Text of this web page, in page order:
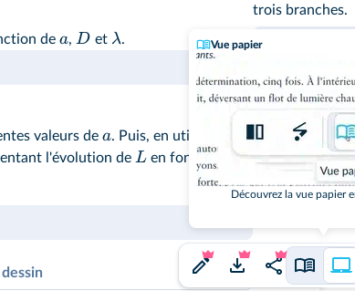
Vue papier
Découvrez la vue papier
de a, D et λ.
valeurs de a. Puis, en utilisant un
l'évolution de L en fonction de
trois branches.
11. Reproduire
diffraction
Cliquez